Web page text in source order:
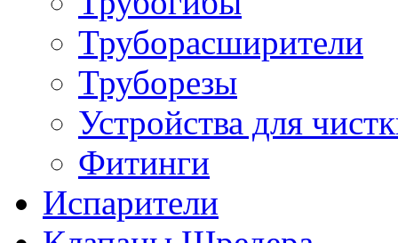
Труборасширители
Труборезы
Устройства для
Фитинги
Испарители